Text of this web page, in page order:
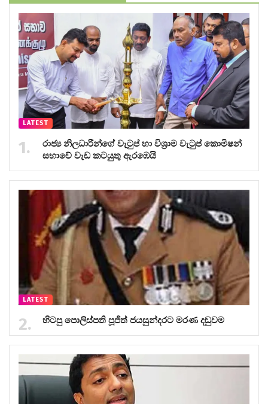
LATEST
රාජ්‍ය නිලධාරීන්ගේ වැටුප් හා විශ්‍රාම වැටුප් කොමිෂන්
සභාවේ වැඩ කටයුතු ඇරඹෙයි
LATEST
හිටපු පොලිස්පති පූජිත් ජයසුන්දරට මරණ දඬුවම